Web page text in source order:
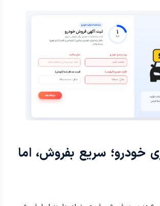
خودرو؛ سریع بفروش، اما